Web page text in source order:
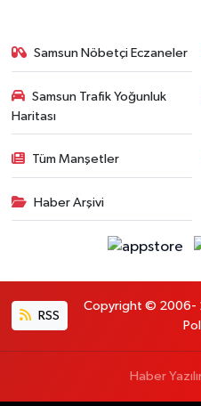
Samsun Nöbetçi Eczaneler
Samsun Trafik Yoğunluk
Haritası
Tüm Manşetler
Haber Arşivi
RSS
Copyright © 2006-
Haber